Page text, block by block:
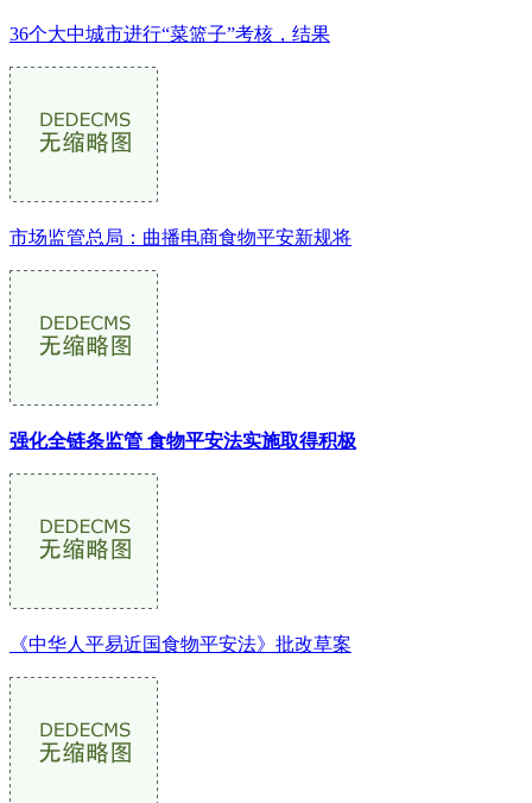
36个大中城市进行“菜篮子”考核，结果
市场监管总局：曲播电商食物平安新规将
强化全链条监管 食物平安法实施取得积极
《中华人平易近国食物平安法》批改草案